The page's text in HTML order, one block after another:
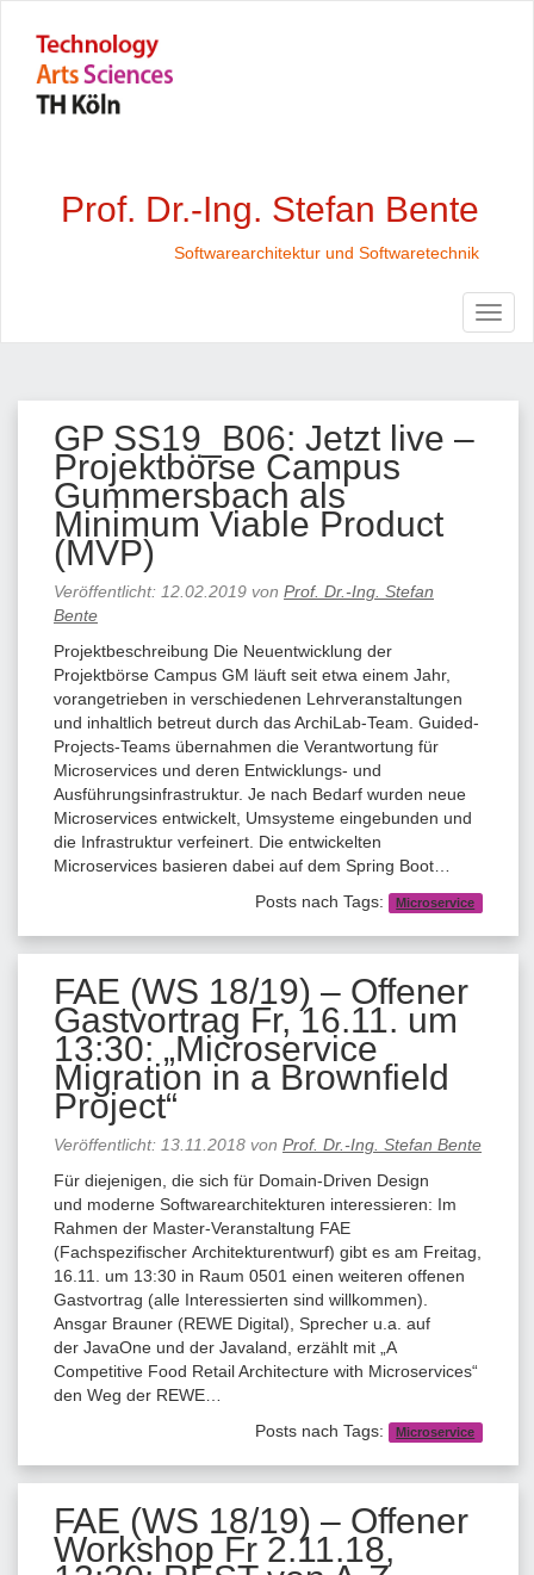
Prof. Dr.-Ing. Stefan Bente
Softwarearchitektur und Softwaretechnik
GP SS19_B06: Jetzt live –
Projektbörse Campus
Gummersbach als
Minimum Viable Product
(MVP)
Veröffentlicht: 12.02.2019 von Prof. Dr.-Ing. Stefan
Bente
Projektbeschreibung Die Neuentwicklung der
Projektbörse Campus GM läuft seit etwa einem Jahr,
vorangetrieben in verschiedenen Lehrveranstaltungen
und inhaltlich betreut durch das ArchiLab-Team. Guided-
Projects-Teams übernahmen die Verantwortung für
Microservices und deren Entwicklungs- und
Ausführungsinfrastruktur. Je nach Bedarf wurden neue
Microservices entwickelt, Umsysteme eingebunden und
die Infrastruktur verfeinert. Die entwickelten
Microservices basieren dabei auf dem Spring Boot…
Posts nach Tags:
Microservice
FAE (WS 18/19) – Offener
Gastvortrag Fr, 16.11. um
13:30: „Microservice
Migration in a Brownfield
Project“
Veröffentlicht: 13.11.2018 von Prof. Dr.-Ing. Stefan Bente
Für diejenigen, die sich für Domain-Driven Design
und moderne Softwarearchitekturen interessieren: Im
Rahmen der Master-Veranstaltung FAE
(Fachspezifischer Architekturentwurf) gibt es am Freitag,
16.11. um 13:30 in Raum 0501 einen weiteren offenen
Gastvortrag (alle Interessierten sind willkommen).
Ansgar Brauner (REWE Digital), Sprecher u.a. auf
der JavaOne und der Javaland, erzählt mit „A
Competitive Food Retail Architecture with Microservices“
den Weg der REWE…
Posts nach Tags:
Microservice
FAE (WS 18/19) – Offener
Workshop Fr 2.11.18,